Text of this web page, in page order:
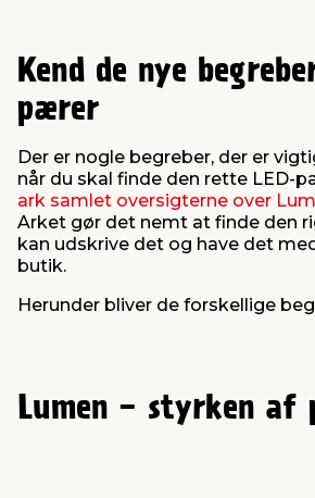
Kend de nye
pærer
Der er nogle begreber, der er
når du skal finde den rette LED-
ark samlet oversigterne over
Arket gør det nemt at finde den
kan udskrive det og have det
butik.
Herunder bliver de forskellige
Lumen - styrken af